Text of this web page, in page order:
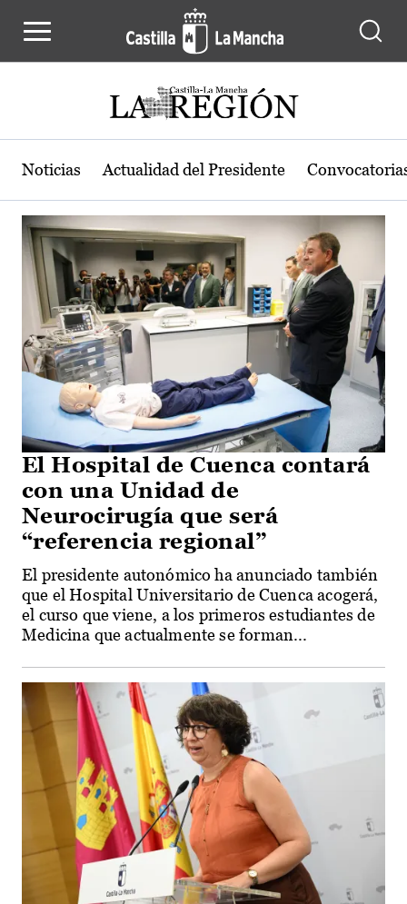
Actualidad de la región de Castilla-
Noticias Actualidad del Presidente
El Hospital de Cuenca contará
con una Unidad de
Neurocirugía que será
“referencia regional”
El presidente autonómico ha anunciado también
que el Hospital Universitario de Cuenca acogerá,
el curso que viene, a los primeros estudiantes de
Medicina que actualmente se forman...